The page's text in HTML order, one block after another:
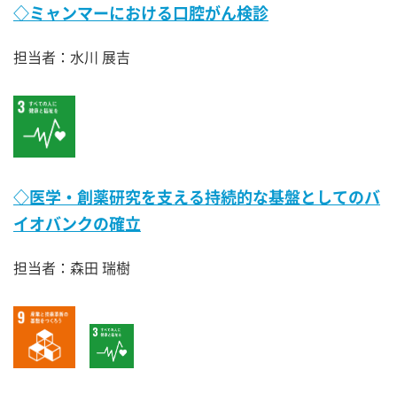
◇ミャンマーにおける口腔がん検診
担当者：水川 展吉
◇医学・創薬研究を支える持続的な基盤としてのバ
イオバンクの確立
担当者：森田 瑞樹